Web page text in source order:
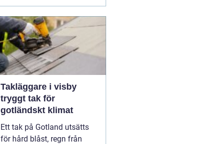
Takläggare i visby
tryggt tak för
gotländskt klimat
Ett tak på Gotland utsätts
för hård blåst, regn från